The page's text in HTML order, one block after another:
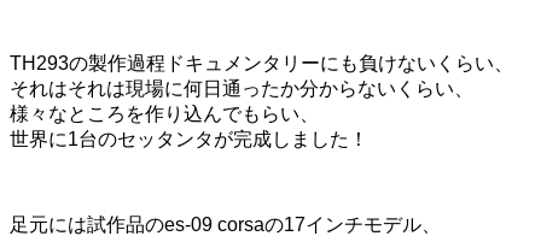
TH293の製作過程ドキュメンタリーにも負けないくらい、
それはそれは現場に何日通ったか分からないくらい、
様々なところを作り込んでもらい、
世界に1台のセッタンタが完成しました！
足元には試作品のes-09 corsaの17インチモデル、